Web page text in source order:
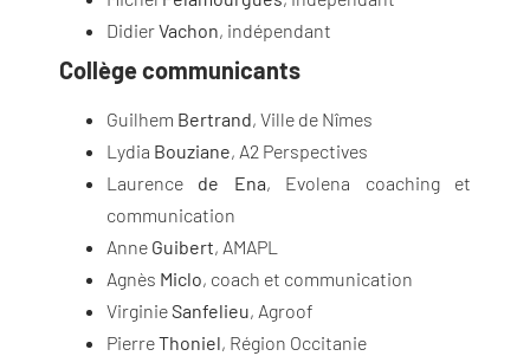
DidierVachon, indépendant
Collège communicants
Guilhem Bertrand, Ville de Nîmes
Lydia Bouziane, A2 Perspectives
Laurence de Ena, Evolena coaching et
communication
Anne Guibert, AMAPL
Agnès Miclo, coach et communication
VirginieSanfelieu, Agroof
PierreThoniel, Région Occitanie